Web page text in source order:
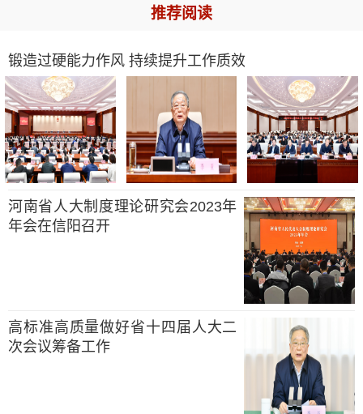
推荐阅读
锻造过硬能力作风 持续提升工作质效
河南省人大制度理论研究会2023年
年会在信阳召开
高标准高质量做好省十四届人大二
次会议筹备工作